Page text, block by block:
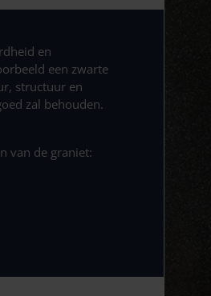
en
een zwarte
structuur en
zal behouden.
van de graniet: